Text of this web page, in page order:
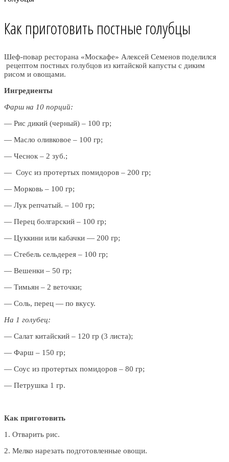
Как приготовить постные голубцы
Шеф-повар ресторана «Москафе» Алексей Семенов поделился
рецептом постных голубцов из китайской капусты с диким
рисом и овощами.
Ингредиенты
Фарш на 10 порций:
— Рис дикий (черный) – 100 гр;
— Масло оливковое – 100 гр;
— Чеснок – 2 зуб.;
— Соус из протертых помидоров – 200 гр;
— Морковь – 100 гр;
— Лук репчатый. – 100 гр;
— Перец болгарский – 100 гр;
— Цуккини или кабачки — 200 гр;
— Стебель сельдерея – 100 гр;
— Вешенки – 50 гр;
— Тимьян – 2 веточки;
— Соль, перец — по вкусу.
На 1 голубец:
— Салат китайский – 120 гр (3 листа);
— Фарш – 150 гр;
— Соус из протертых помидоров – 80 гр;
— Петрушка 1 гр.
Как приготовить
1. Отварить рис.
2. Мелко нарезать подготовленные овощи.